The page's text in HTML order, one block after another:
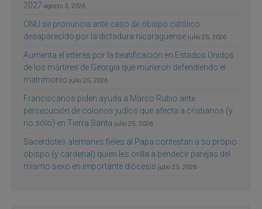
2027 agosto 3, 2026
ONU se pronuncia ante caso de obispo católico
desaparecido por la dictadura nicaragüense julio 25, 2026
Aumenta el interés por la beatificación en Estados Unidos
de los mártires de Georgia que murieron defendiendo el
matrimonio julio 25, 2026
Franciscanos piden ayuda a Marco Rubio ante
persecución de colonos judíos que afecta a cristianos (y
no sólo) en Tierra Santa julio 25, 2026
Sacerdotes alemanes fieles al Papa contestan a su propio
obispo (y cardenal) quien les orilla a bendecir parejas del
mismo sexo en importante diócesis julio 25, 2026